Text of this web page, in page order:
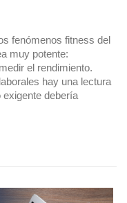
fenómenos fitness del
muy potente:
el rendimiento.
hay una lectura
debería